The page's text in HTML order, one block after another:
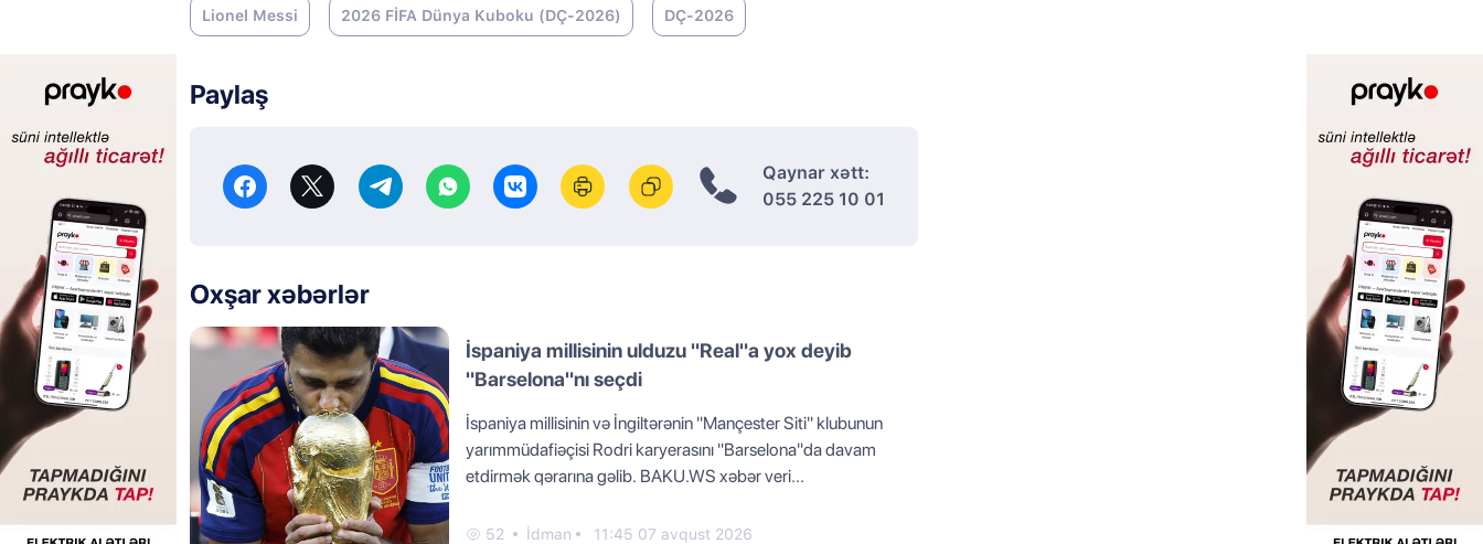
Lionel Messi 2026 FİFA Dünya Kuboku (DÇ-2026) DÇ-2026
Paylaş
Qaynar xətt:
055 225 10 01
Oxşar xəbərlər
İspaniya millisinin ulduzu "Real"a yox deyib
"Barselona"nı seçdi
İspaniya millisinin və İngiltərənin "Mançester Siti" klubunun
yarımmüdafiəçisi Rodri karyerasını "Barselona"da davam
etdirmək qərarına gəlib. BAKU.WS xəbər veri...
52 İdman 11:45 07 avqust 2026